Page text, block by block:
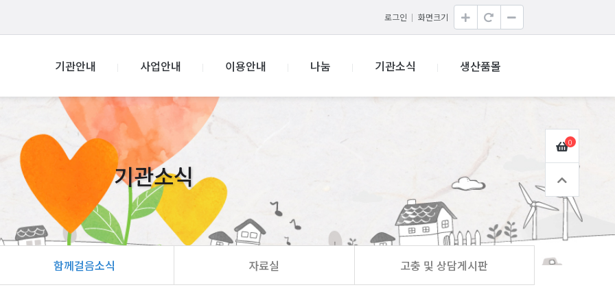
로그인 화면크기
기관안내 사업안내 이용안내 나눔 기관소식 생산품몰
기관소식
함께걸음소식 자료실 고충 및 상담게시판
0